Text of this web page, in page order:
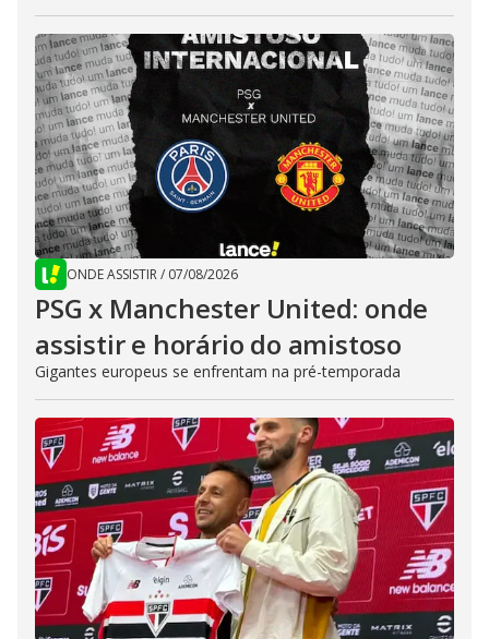
ONDE ASSISTIR/ 07/08/2026
PSG x Manchester United: onde
assistir e horário do amistoso
Gigantes europeus se enfrentam na pré-temporada